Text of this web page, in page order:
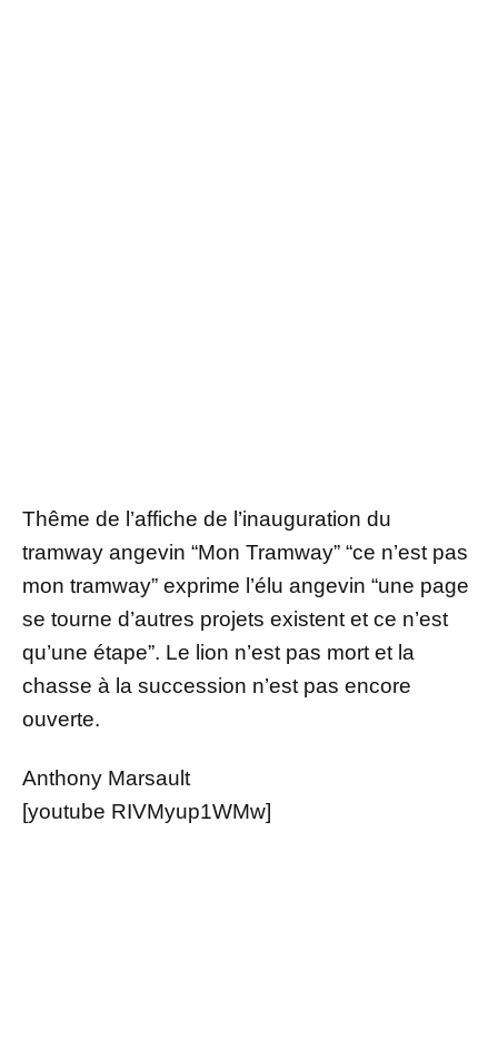
Thême de l’affiche de l’inauguration du
tramway angevin “Mon Tramway” “ce n’est pas
mon tramway” exprime l’élu angevin “une page
se tourne d’autres projets existent et ce n’est
qu’une étape”. Le lion n’est pas mort et la
chasse à la succession n’est pas encore
ouverte.
Anthony Marsault
[youtube RIVMyup1WMw]